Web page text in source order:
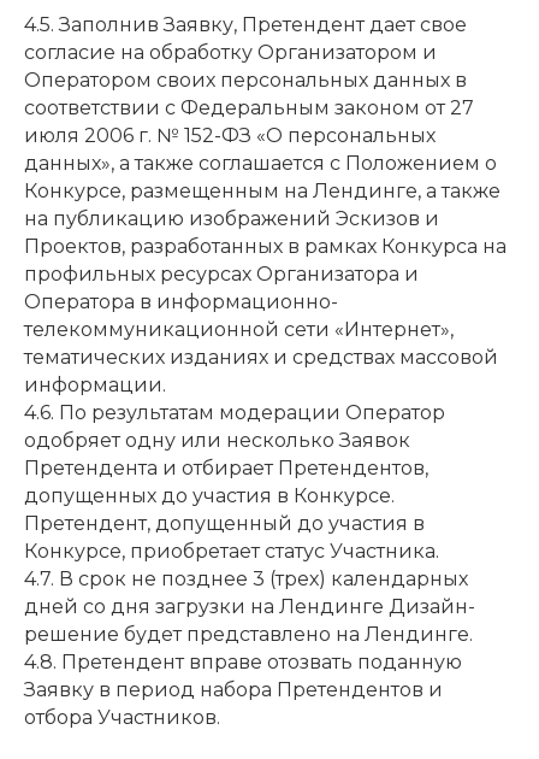
4.5. Заполнив Заявку, Претендент дает свое
согласие на обработку Организатором и
Оператором своих персональных данных в
соответствии с Федеральным законом от 27
июля 2006 г. № 152-ФЗ «О персональных
данных», а также соглашается с Положением о
Конкурсе, размещенным на Лендинге, а также
на публикацию изображений Эскизов и
Проектов, разработанных в рамках Конкурса на
профильных ресурсах Организатора и
Оператора в информационно-
телекоммуникационной сети «Интернет»,
тематических изданиях и средствах массовой
информации.
4.6. По результатам модерации Оператор
одобряет одну или несколько Заявок
Претендента и отбирает Претендентов,
допущенных до участия в Конкурсе.
Претендент, допущенный до участия в
Конкурсе, приобретает статус Участника.
4.7. В срок не позднее 3 (трех) календарных
дней со дня загрузки на Лендинге Дизайн-
решение будет представлено на Лендинге.
4.8. Претендент вправе отозвать поданную
Заявку в период набора Претендентов и
отбора Участников.